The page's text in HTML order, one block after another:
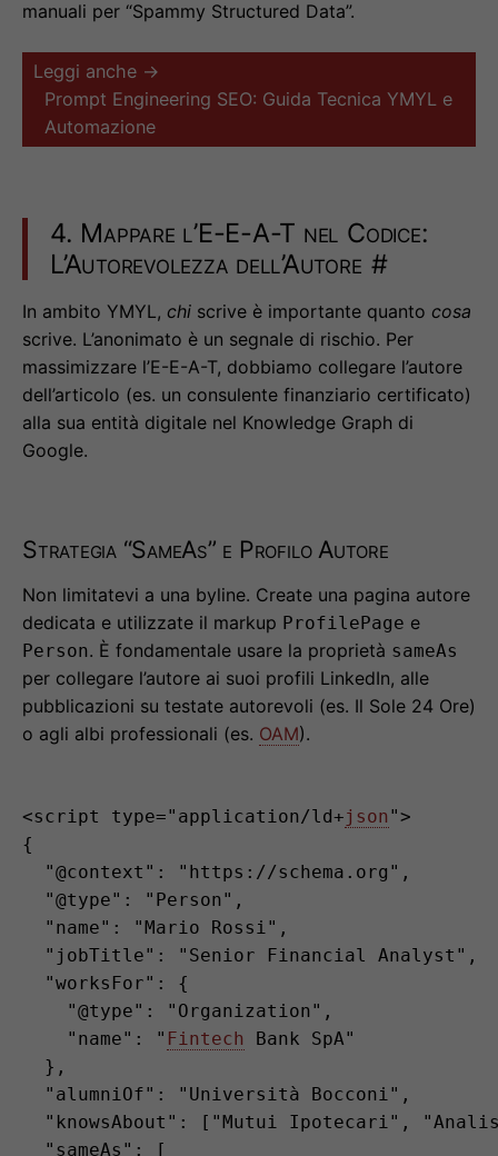
manuali per “Spammy Structured Data”.
Leggi anche →
Prompt Engineering SEO: Guida Tecnica YMYL e
Automazione
4. Mappare l’E-E-A-T nel Codice:
L’Autorevolezza dell’Autore #
In ambito YMYL, chi scrive è importante quanto cosa
scrive. L’anonimato è un segnale di rischio. Per
massimizzare l’E-E-A-T, dobbiamo collegare l’autore
dell’articolo (es. un consulente finanziario certificato)
alla sua entità digitale nel Knowledge Graph di
Google.
Strategia “SameAs” e Profilo Autore
Non limitatevi a una byline. Create una pagina autore
dedicata e utilizzate il markup ProfilePage e
Person. È fondamentale usare la proprietà sameAs
per collegare l’autore ai suoi profili LinkedIn, alle
pubblicazioni su testate autorevoli (es. Il Sole 24 Ore)
o agli albi professionali (es. OAM).
<script type="application/ld+json ">
{
  "@context": "https://schema.org",
  "@type": "Person",
  "name": "Mario Rossi",
  "jobTitle": "Senior Financial Analyst",
  "worksFor": {
    "@type": "Organization",
    "name": "
Fintech
Bank SpA"
  },
  "alumniOf": "Università Bocconi",
"knowsAbout": ["Mutui Ipotecari",
  "sameAs": [